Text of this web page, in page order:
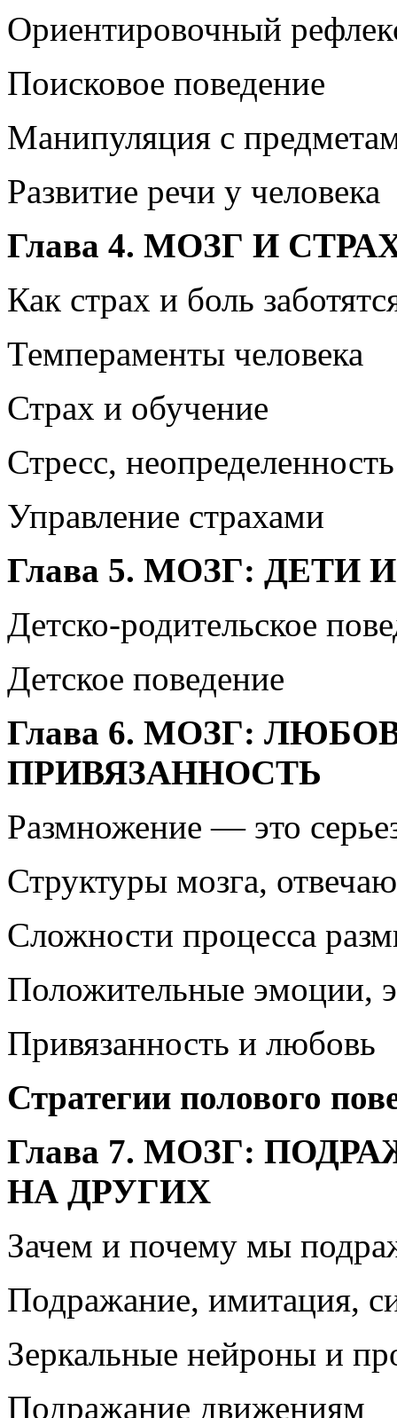
Ориентировочный
Поисковое поведение
Манипуляция с
Развитие речи у человека
Глава 4. МОЗГ И
Как страх и боль
Темпераменты человека
Страх и обучение
Стресс,
Управление страхами
Глава 5. МОЗГ: ДЕТИ
Детско-родительское
Детское поведение
Глава 6. МОЗГ:
ПРИВЯЗАННОСТЬ
Размножение — это
Структуры мозга,
Сложности процесса
Положительные эмоции,
Привязанность и любовь
Стратегии полового
Глава 7. МОЗГ:
НА ДРУГИХ
Зачем и почему мы
Подражание, имитация,
Зеркальные нейроны и
Подражание движениям